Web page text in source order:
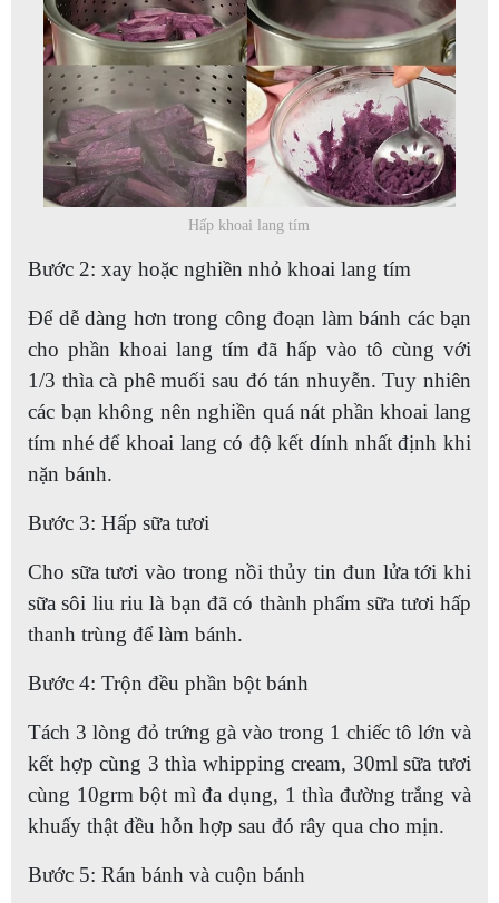
Hấp khoai lang tím
Bước 2: xay hoặc nghiền nhỏ khoai lang tím
Để dễ dàng hơn trong công đoạn làm bánh các bạn
cho phần khoai lang tím đã hấp vào tô cùng với
1/3 thìa cà phê muối sau đó tán nhuyễn. Tuy nhiên
các bạn không nên nghiền quá nát phần khoai lang
tím nhé để khoai lang có độ kết dính nhất định khi
nặn bánh.
Bước 3: Hấp sữa tươi
Cho sữa tươi vào trong nồi thủy tin đun lửa tới khi
sữa sôi liu riu là bạn đã có thành phẩm sữa tươi hấp
thanh trùng để làm bánh.
Bước 4: Trộn đều phần bột bánh
Tách 3 lòng đỏ trứng gà vào trong 1 chiếc tô lớn và
kết hợp cùng 3 thìa whipping cream, 30ml sữa tươi
cùng 10grm bột mì đa dụng, 1 thìa đường trắng và
khuấy thật đều hỗn hợp sau đó rây qua cho mịn.
Bước 5: Rán bánh và cuộn bánh